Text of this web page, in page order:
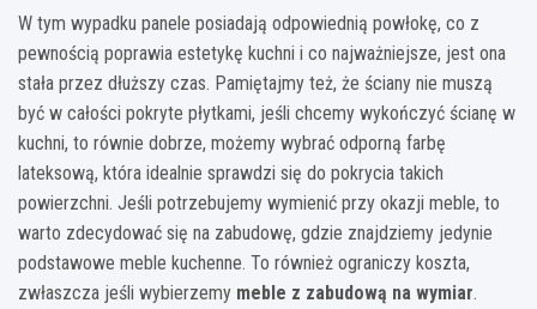
W tym wypadku panele posiadają odpowiednią powłokę, co z
pewnością poprawia estetykę kuchni i co najważniejsze, jest ona
stała przez dłuższy czas. Pamiętajmy też, że ściany nie muszą
być w całości pokryte płytkami, jeśli chcemy wykończyć ścianę w
kuchni, to równie dobrze, możemy wybrać odporną farbę
lateksową, która idealnie sprawdzi się do pokrycia takich
powierzchni. Jeśli potrzebujemy wymienić przy okazji meble, to
warto zdecydować się na zabudowę, gdzie znajdziemy jedynie
podstawowe meble kuchenne. To również ograniczy koszta,
zwłaszcza jeśli wybierzemy meble z zabudową na wymiar.